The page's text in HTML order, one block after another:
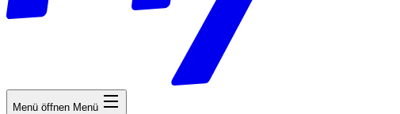
Menü öffnen Menü